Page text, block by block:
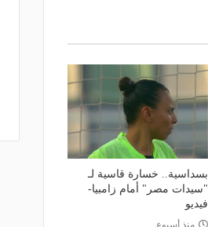
بسداسية.. خسارة قاسية لـ
"سيدات مصر" أمام زامبيا-
فيديو
منذ أسبوع